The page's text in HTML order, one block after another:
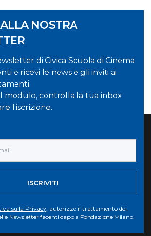
NOSTRA
di Civica Scuola di Cinema
e ricevi le news e gli inviti ai
modulo, controlla la tua inbox
l'iscrizione.
ISCRIVITI
sulla Privacy , autorizzo il trattamento dei
Newsletter facenti capo a Fondazione Milano.